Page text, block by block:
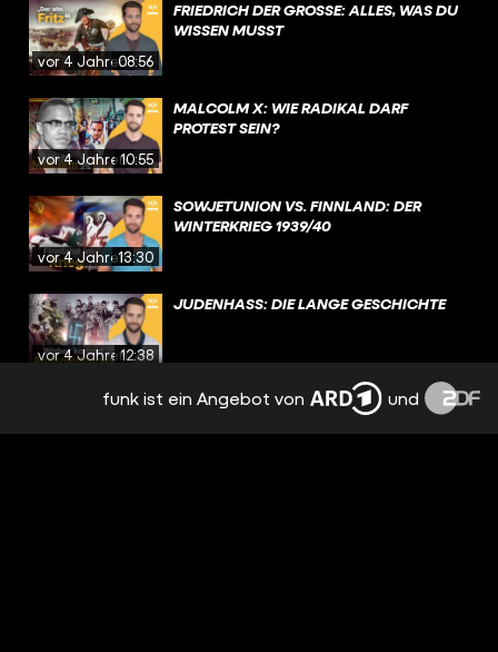
vor 4 Jahren08:56
FRIEDRICH DER GROSSE: ALLES, WAS DU W
ISSEN MUSST
vor 4 Jahren10:55
MALCOLM X: WIE RADIKAL DARF
PROTEST SEIN?
vor 4 Jahren13:30
SOWJETUNION VS. FINNLAND: DER
WINTERKRIEG 1939/40
vor 4 Jahren12:38
JUDENHASS: DIE LANGE GESCHICHTE
DIE GESCHICHTE DES CANNABIS: VON
VERBOT BIS LEGALISIERUNG
funk ist ein Angebot von und